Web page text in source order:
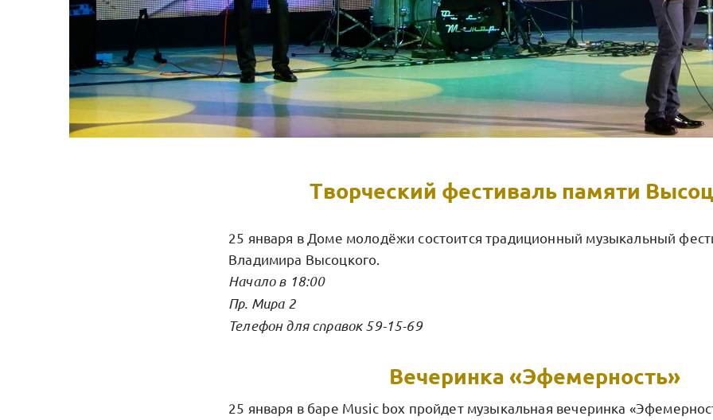
Творческий фестиваль памяти
25 января в Доме молодёжи состоится традиционный музыкальный
Владимира Высоцкого.
Начало в 18:00
Пр. Мира 2
Телефон для справок 59-15-69
Вечеринка «Эфемерность»
25 января в баре Music box пройдет музыкальная вечеринка